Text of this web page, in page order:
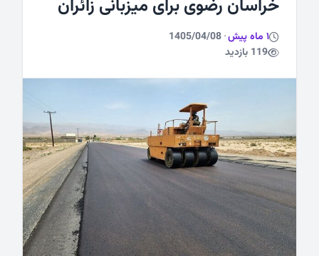
خراسان رضوی برای میزبانی زائران
1 ماه پیش ·
1405/04/08
119 بازدید